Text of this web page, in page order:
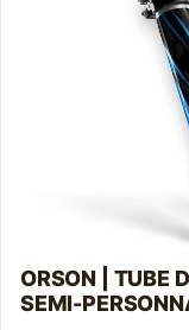
ORSON | TUBE
SEMI-